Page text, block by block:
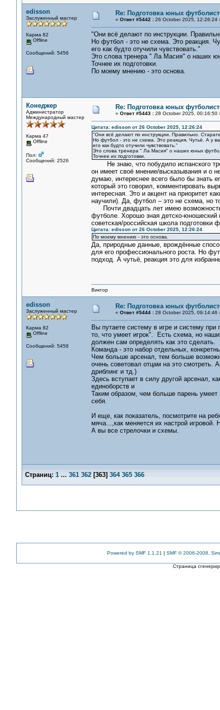
edisson
Заслуженный мастер
Карма 82
Offline
Сообщений: 5456
Re: Подготовка юных
« Ответ #5442 :26 October 2025, 12:26:24
"Они всё делают по инструкции.
Но футбол - это не схема. Это реакция.
его как будто отучили чувствовать."
Это слова тренера " Ла Масия" о наших
Точнее их подготовки.
По моему мнению - это основа.
Конеджер
Администратор
Международный мастер
Карма 47
Offline
Пол:
Сообщений: 2526
Re: Подготовка юных
« Ответ #5443 :28 October 2025, 00:16:50
Цитата: edisson от 26 October 2025, 12:26:24
"Они всё делают по инструкции. Правильно.
Но футбол - это не схема. Это реакция. Чутьё. А у
его как будто отучили чувствовать."
Это слова тренера " Ла Масия" о наших юных
Точнее их подготовки.
Не знаю, что побудило испанского
он имеет своё мнение/высказывания и о
думаю, интереснее всего было бы знать
который это говорил, комментировать
интересная. Это и акцент на приоритет
научили). Да, футбол – это не схема, но
Почти двадцать лет имею возможность
футболе. Хорошо зная детско-юношеский
советская/российская школа подготовки
Цитата: edisson от 26 October 2025, 12:26:24
По моему мнению - это основа.
Да, природные данные, врождённые
для его профессионального роста. Но
подход. А чутьё, реакция это для
Виктор
edisson
Заслуженный мастер
Карма 82
Offline
Сообщений: 5456
Re: Подготовка юных
« Ответ #5444 :28 October 2025, 09:14:46
Вы путаете систему в игре и систему
то, что умеет игрок". Есть схема, но
должен сам определять как это сделать.
Команда - это набор отдельных,
Чем больше арсенал, тем больше
очень советовал отцам на это
дриблинг и тд.)
Здесь вступает в силу другой арсенал,
единоборств и
Таким образом, чем больше парень умеет
себя.
И еще, как показатель, посмотрите на
мяча...,как меняется их настрой игровой.
А вы все стрелочки и схемы.
Страниц: 1 ... 361 362[363] 364 365 366
Powered by SMF 1.1.21 | SMF © 2006-2008,
Страница